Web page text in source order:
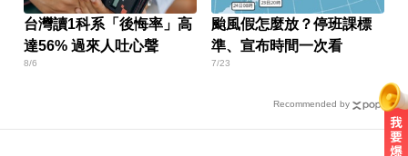
台灣讀1科系「後悔率」高
達56% 過來人吐心聲
8/6
颱風假怎麼放？停班課標
準、宣布時間一次看
7/23
Recommended by